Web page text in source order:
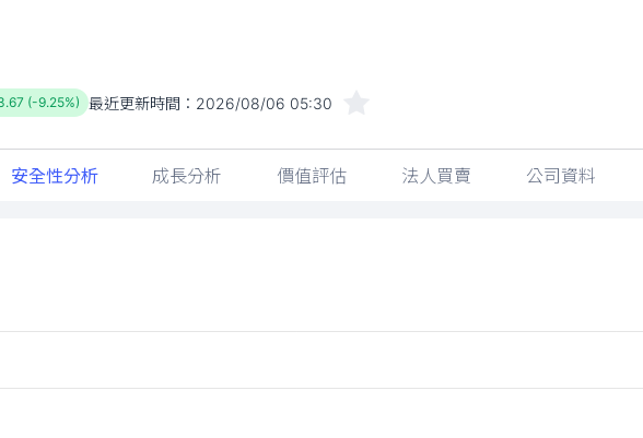
(-9.25%) 最近更新時間： 2026/08/06 05:30
安全性分析 成長分析 價值評估 法人買賣 公司資料